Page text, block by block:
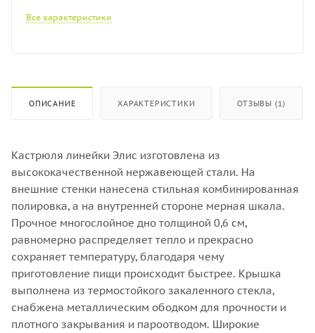
Все характеристики
ОПИСАНИЕ ХАРАКТЕРИСТИКИ ОТЗЫВЫ (1)
Кастрюля линейки Элис изготовлена из
высококачественной нержавеющей стали. На
внешние стенки нанесена стильная комбинированная
полировка, а на внутренней стороне мерная шкала.
Прочное многослойное дно толщиной 0,6 см,
равномерно распределяет тепло и прекрасно
сохраняет температуру, благодаря чему
приготовление пищи происходит быстрее. Крышка
выполнена из термостойкого закаленного стекла,
снабжена металлическим ободком для прочности и
плотного закрывания и пароотводом. Широкие